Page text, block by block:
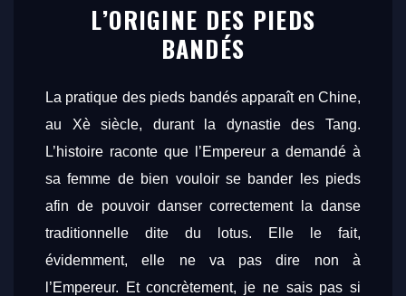
L’ORIGINE DES PIEDS
BANDÉS
La pratique des pieds bandés apparaît en Chine,
au Xè siècle, durant la dynastie des Tang.
L’histoire raconte que l’Empereur a demandé à
sa femme de bien vouloir se bander les pieds
afin de pouvoir danser correctement la danse
traditionnelle dite du lotus. Elle le fait,
évidemment, elle ne va pas dire non à
l’Empereur. Et concrètement, je ne sais pas si